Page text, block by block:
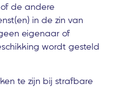
de andere
in de zin van
eigenaar of
wordt gesteld
te zijn bij strafbare